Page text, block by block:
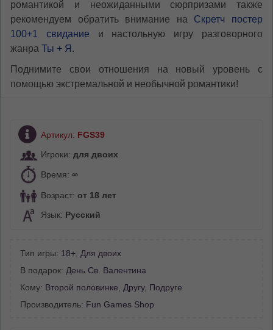
романтикой и неожиданными сюрпризами также
рекомендуем обратить внимание на Скретч постер
100+1 свидание и настольную игру разговорного
жанра Ты + Я .
Поднимите свои отношения на новый уровень с
помощью экстремальной и необычной романтики!
Артикул: FGS39
Игроки: для двоих
Время: ∞
Возраст: от 18 лет
Язык: Русский
Тип игры: 18+, Для двоих
В подарок: День Св. Валентина
Кому: Второй половинке, Другу, Подруге
Производитель: Fun Games Shop